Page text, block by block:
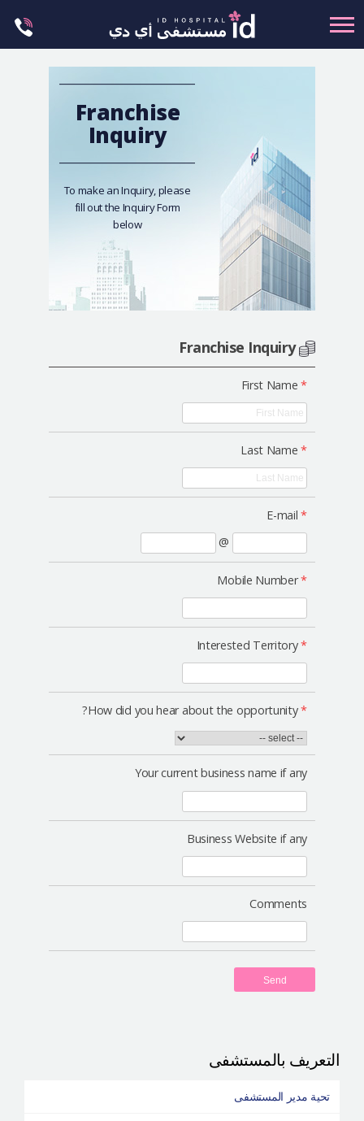
to
content
عمليات الشد
عمليات الفكين
تجميل العيون
تجميل الثدي
ليت مي إن
العمليات الآمنة
الإستشارة أونلاين
Franchise
Inquiry
To make an Inquiry, please
fill out the Inquiry Form
below
Franchise Inquiry
*
First Name
*
Last Name
*
E-mail
@
*
Mobile Number
*
Interested Territory
*
How did you hear about the opportunity?
Your current business name if any
Business Website if any
Comments
Send
التعريف بالمستشفى
تحية مدير المستشفى